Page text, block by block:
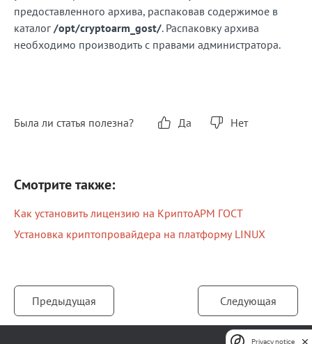
предоставленного архива, распаковав содержимое в
каталог /opt/cryptoarm_gost/. Распаковку архива
необходимо производить с правами администратора.
Была ли статья полезна? Да Нет
Смотрите также:
Как установить лицензию на КриптоАРМ ГОСТ
Установка криптопровайдера на платформу LINUX
Предыдущая Следующая
Privacy notice